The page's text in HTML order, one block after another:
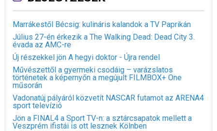
Marrákestől Bécsig: kulináris kalandok a TV Paprikán
Július 27-én érkezik a The Walking Dead: Dead City 3.
évada az AMC-re
Új részekkel jön A hegyi doktor - Újra rendel
Művészettől a gyermeki csodáig – varázslatos
történetek a képernyőn a megújult FILMBOX+ One
műsorán
Vadonatúj pályáról közvetít NASCAR futamot az ARENA4
sport televízió
Jön a FINAL4 a Sport TV-n: a sztárcsapatok mellett a
Veszprém ifistái is ott lesznek Kölnben